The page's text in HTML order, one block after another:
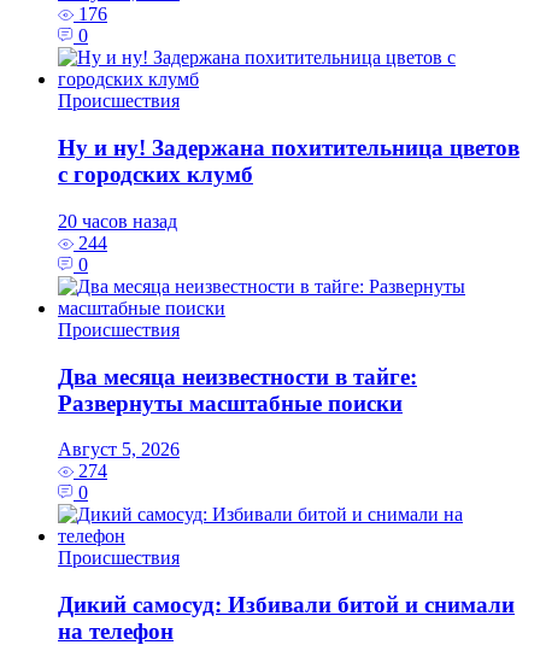
176
0
Происшествия
Ну и ну! Задержана похитительница цветов
с городских клумб
20 часов назад
244
0
Происшествия
Два месяца неизвестности в тайге:
Развернуты масштабные поиски
Август 5, 2026
274
0
Происшествия
Дикий самосуд: Избивали битой и снимали
на телефон